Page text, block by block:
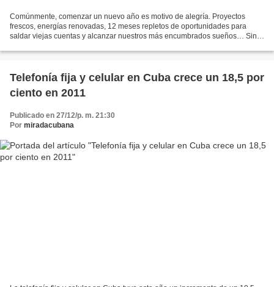
Comúnmente, comenzar un nuevo año es motivo de alegría. Proyectos
frescos, energías renovadas, 12 meses repletos de oportunidades para
saldar viejas cuentas y alcanzar nuestros más encumbrados sueños… Sin
Telefonía fija y celular en Cuba crece un 18,5 por
ciento en 2011
Publicado en 27/12/p. m. 21:30
Por miradacubana